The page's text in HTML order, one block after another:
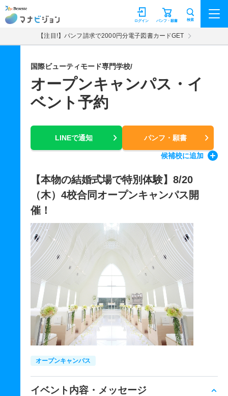
マナビジョン パンフ・願書
ログイン 検索
【注目!】パンフ請求で2000円分電子図書カードGET
国際ビューティモード専門学校/
オープンキャンパス・イ
ベント予約
LINEで通知 パンフ・願書
候補校に追加
【本物の結婚式場で特別体験】8/20
（木）4校合同オープンキャンパス開
催！
オープンキャンパス
イベント内容・メッセージ